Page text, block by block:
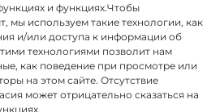
и функциях.Чтобы
мы используем такие технологии, как
и/или доступа к информации об
технологиями позволит нам
как поведение при просмотре или
на этом сайте. Отсутствие
может отрицательно сказаться на
MURCIA, SOCIEDAD LIMITADA был
фонда регионального развития,
развитие использования и качества
технологий и их
которому он внедрил следующие
в Интернете через его Веб-сайт.